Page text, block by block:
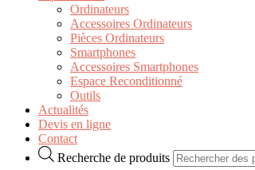
Ordinateurs
Accessoires Ordinateurs
Pièces Ordinateurs
Smartphones
Accessoires Smartphones
Espace Reconditionné
Outils
Actualités
Devis en ligne
Contact
Recherche de produits